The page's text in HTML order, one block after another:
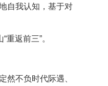
自我认知，基于对
返前三”。
然不负时代际遇、